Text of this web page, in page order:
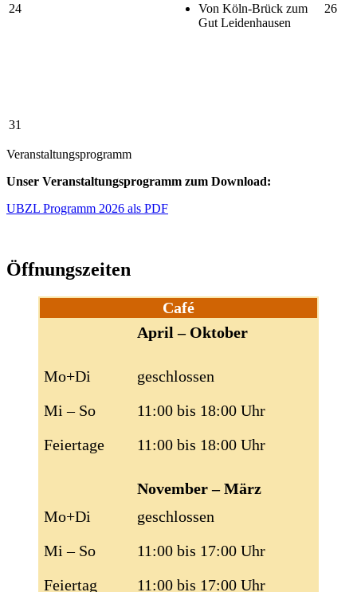
24
Von Köln-Brück zum
Gut Leidenhausen
26
31
Veranstaltungsprogramm
Unser Veranstaltungsprogramm zum Download:
UBZL Programm 2026 als PDF
Öffnungszeiten
Café
April – Oktober
Mo+Di
Mi – So
Feiertage
geschlossen
11:00 bis 18:00 Uhr
11:00 bis 18:00 Uhr
November – März
Mo+Di
Mi – So
Feiertag
geschlossen
11:00 bis 17:00 Uhr
11:00 bis 17:00 Uhr